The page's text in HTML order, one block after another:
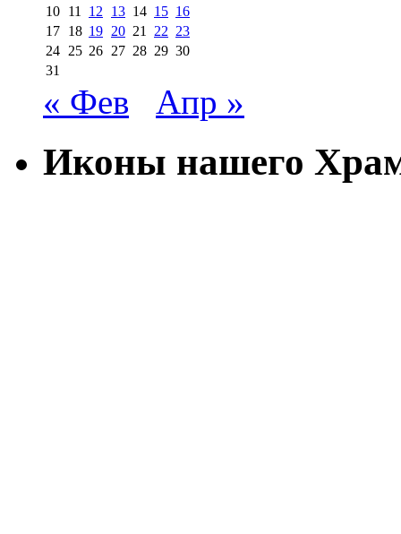
10 11 12 13 14 15 16
17 18 19 20 21 22 23
24 25 26 27 28 29 30
31
« Фев Апр »
Иконы нашего